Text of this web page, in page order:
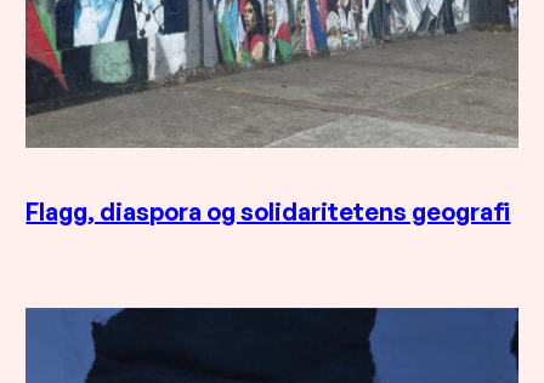
Flagg, diaspora og solidaritetens geografi